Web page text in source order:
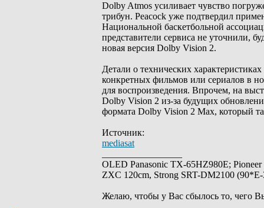
Dolby Atmos усиливает чувство
трибун. Peacock уже подтвердил
Национальной баскетбольной
представители сервиса не уточнили,
новая версия Dolby Vision 2.
Детали о технических
конкретных фильмов или сериалов в
для воспроизведения. Впрочем, на
Dolby Vision 2 из-за будущих
формата Dolby Vision 2 Max, который
Источник:
mediasat
OLED Panasonic TX-65HZ980E;
ZXC 120cm, Strong SRT-DM2100
Желаю, чтобы у Вас сбылось то, чего